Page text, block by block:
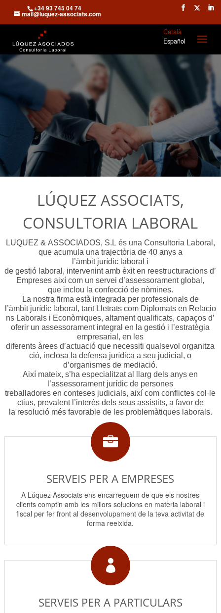
+34 93 745 04 74
mail@luquez-associats.com
Català
Español
LÚQUEZ ASSOCIATS,
CONSULTORIA LABORAL
LUQUEZ & ASSOCIADOS, S.L és una Consultoria Laboral,
que acumula una trajectòria de 40 anys a
l’àmbit jurídic laboral i
de gestió laboral, intervenint amb èxit en reestructuracions d’
Empreses així com un servei d’assessorament global,
que inclou la confecció de nòmines.
La nostra firma està integrada per professionals de
l’àmbit jurídic laboral, tant Lletrats com Diplomats en Relacio
ns Laborals i Econòmiques, altament qualificats, capaços d’
oferir un assessorament integral en la gestió i l’estratègia
empresarial, en les
diferents àrees d’actuació que necessiti qualsevol organitza
ció, inclosa la defensa jurídica a seu judicial, o
d’organismes de mediació.
Així mateix, s’ha especialitzat al llarg dels anys en
l’assessorament jurídic de persones
treballadores en conteses judicials, així com conflictes col·le
ctius, prevalent l’interès dels seus assistits, a favor de
la resolució més favorable de les problemàtiques laborals.

SERVEIS PER A EMPRESES
A Lúquez Associats ens encarreguem de que els nostres
clients comptin amb les millors solucions en matèria laboral i
fiscal per fer front al desenvolupament de la teva activitat de
forma reeixida.

SERVEIS PER A PARTICULARS